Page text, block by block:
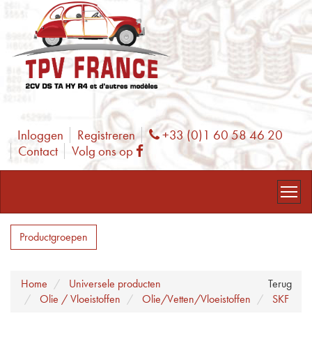
Inloggen Registreren Phone
+33 (0)1 60 58 46 20
Contact
Volg ons op Facebook
Productgroepen
Terug
Home
Universele producten
Olie / Vloeistoffen
Olie/Vetten/Vloeistoffen SKF